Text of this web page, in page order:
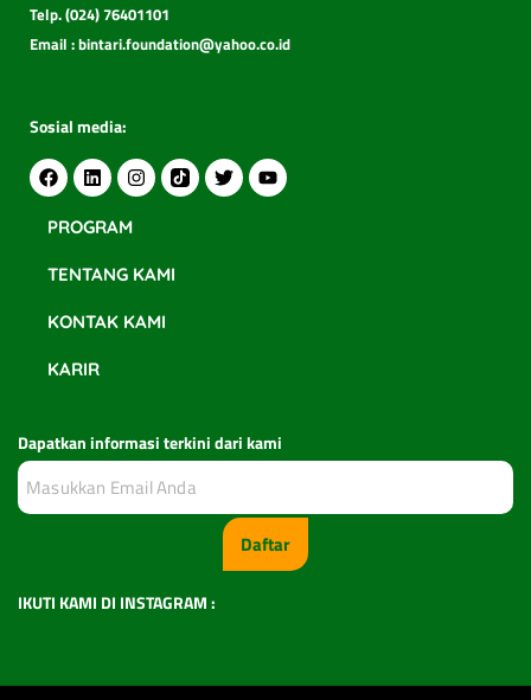
Telp. (024) 76401101
Email : bintari.foundation@yahoo.co.id
Sosial media:
PROGRAM
TENTANG KAMI
KONTAK KAMI
KARIR
Dapatkan informasi terkini dari kami
Daftar
IKUTI KAMI DI INSTAGRAM :